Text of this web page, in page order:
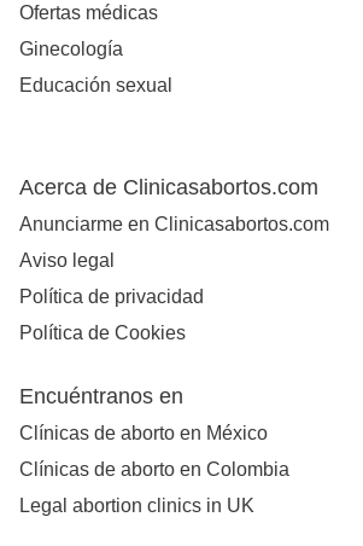
Ofertas médicas
Ginecología
Educación sexual
Acerca de Clinicasabortos.com
Anunciarme en Clinicasabortos.com
Aviso legal
Política de privacidad
Política de Cookies
Encuéntranos en
Clínicas de aborto en México
Clínicas de aborto en Colombia
Legal abortion clinics in UK